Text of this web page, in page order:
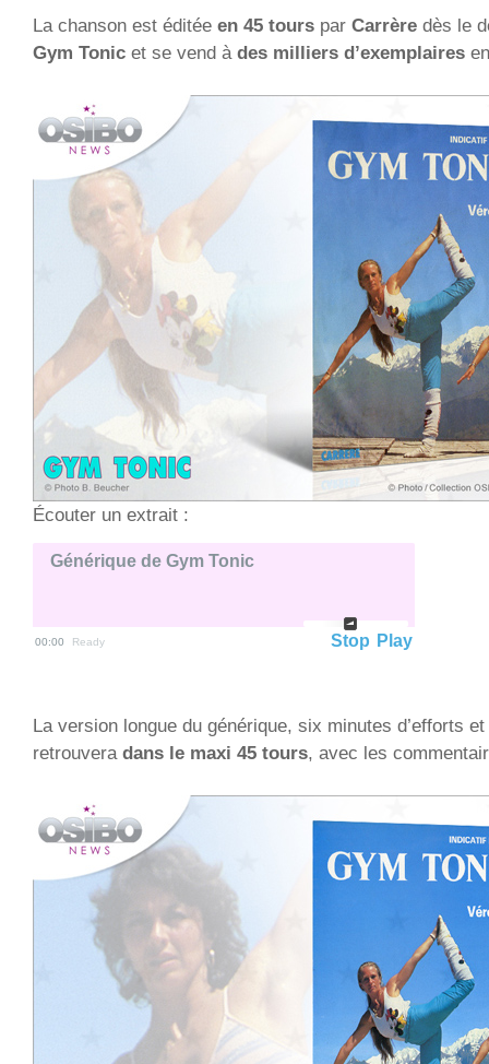
La chanson est éditée en 45 tours par Carrère dès le
Gym Tonic et se vend à des milliers d’exemplaires
Écouter un extrait :
Générique de Gym Tonic
00:00 Ready Play
Stop
La version longue du générique, six minutes d’efforts
retrouvera dans le maxi 45 tours, avec les